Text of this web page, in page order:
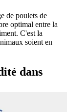
de poulets de
optimal entre la
C'est la
soient en
dans